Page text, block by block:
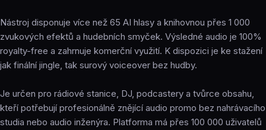
Nástroj disponuje více než 65 AI hlasy a knihovnou přes 1 000
zvukových efektů a hudebních smyček. Výsledné audio je 100%
royalty-free a zahrnuje komerční využití. K dispozici je ke stažení
jak finální jingle, tak surový voiceover bez hudby.
Je určen pro rádiové stanice, DJ, podcastery a tvůrce obsahu,
kteří potřebují profesionálně znějící audio promo bez nahrávacího
studia nebo audio inženýra. Platforma má přes 100 000 uživatelů